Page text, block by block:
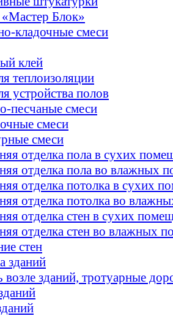
Блок»
кладочные смеси
клей
теплоизоляции
устройства полов
песчаные смеси
смеси
смеси
отделка пола в сухих
отделка пола во влажных
отделка потолка в сухих
отделка потолка во
отделка стен в сухих
отделка стен во влажных
стен
зданий
зданий, тротуарные